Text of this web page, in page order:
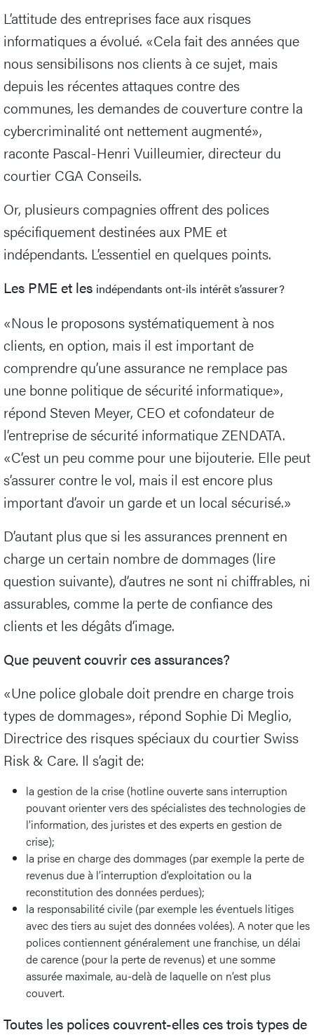
L’attitude des entreprises face aux risques
informatiques a évolué. «Cela fait des années que
nous sensibilisons nos clients à ce sujet, mais
depuis les récentes attaques contre des
communes, les demandes de couverture contre la
cybercriminalité ont nettement augmenté»,
raconte Pascal-Henri Vuilleumier, directeur du
courtier CGA Conseils.
Or, plusieurs compagnies offrent des polices
spécifiquement destinées aux PME et
indépendants. L’essentiel en quelques points.
Les PME et les indépendants ont-ils intérêt s’assurer?
«Nous le proposons systématiquement à nos
clients, en option, mais il est important de
comprendre qu’une assurance ne remplace pas
une bonne politique de sécurité informatique»,
répond Steven Meyer, CEO et cofondateur de
l’entreprise de sécurité informatique ZENDATA.
«C’est un peu comme pour une bijouterie. Elle peut
s’assurer contre le vol, mais il est encore plus
important d’avoir un garde et un local sécurisé.»
D’autant plus que si les assurances prennent en
charge un certain nombre de dommages (lire
question suivante), d’autres ne sont ni chiffrables, ni
assurables, comme la perte de confiance des
clients et les dégâts d’image.
Que peuvent couvrir ces assurances?
«Une police globale doit prendre en charge trois
types de dommages», répond Sophie Di Meglio,
Directrice des risques spéciaux du courtier Swiss
Risk & Care. Il s’agit de:
la gestion de la crise (hotline ouverte sans interruption
pouvant orienter vers des spécialistes des technologies de
l’information, des juristes et des experts en gestion de
crise);
la prise en charge des dommages (par exemple la perte de
revenus due à l’interruption d’exploitation ou la
reconstitution des données perdues);
la responsabilité civile (par exemple les éventuels litiges
avec des tiers au sujet des données volées). A noter que les
polices contiennent généralement une franchise, un délai
de carence (pour la perte de revenus) et une somme
assurée maximale, au-delà de laquelle on n’est plus
couvert.
Toutes les polices couvrent-elles ces trois types de